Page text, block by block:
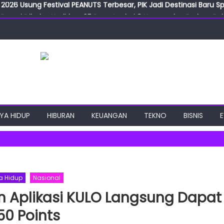
Usung Festival PEANUTS Terbesar, PIK Jadi Destinasi Baru
Dibuka, Hadirkan 65 Peserta dari 8 Negara dan Perluas
Expo 2026 Resmi Digelar, Tampilkan Teknologi Medis dan
Gulirkan Program Jumat Berkah, Wujud Nyata Kepedulian
HIDUP HIBURAN KEUANGAN TEKNO BISNIS
Hidup Nasional
Aplikasi KULO Langsung Dapat
Points